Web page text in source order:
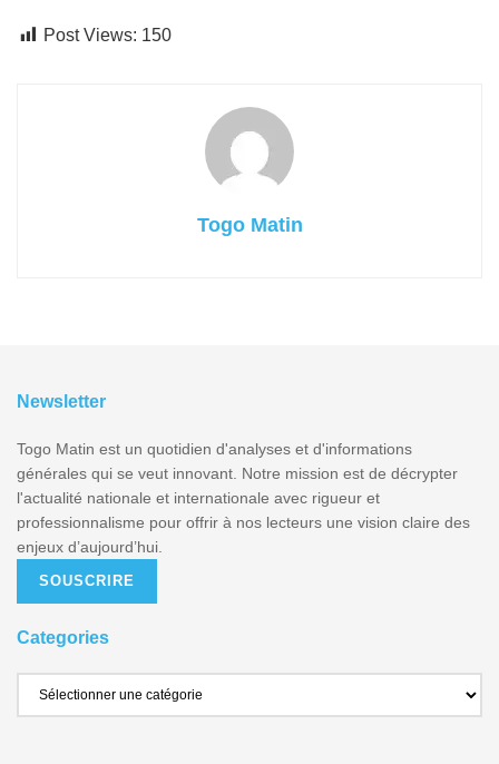
Post Views: 150
Togo Matin
Newsletter
Togo Matin est un quotidien d'analyses et d'informations
générales qui se veut innovant. Notre mission est de décrypter
l'actualité nationale et internationale avec rigueur et
professionnalisme pour offrir à nos lecteurs une vision claire des
enjeux d’aujourd’hui.
SOUSCRIRE
Categories